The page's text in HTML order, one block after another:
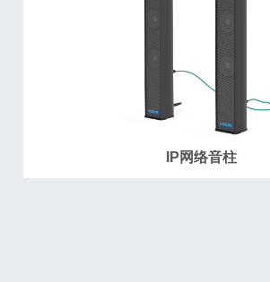
IP网络音柱